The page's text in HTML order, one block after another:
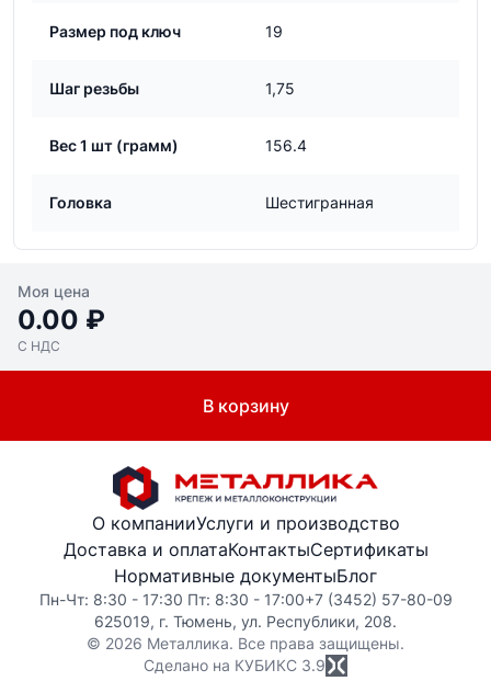
Размер под ключ 19
Шаг резьбы 1,75
Вес 1 шт (грамм) 156.4
Головка Шестигранная
Моя цена
0.00 ₽
С НДС
В корзину
О компанииУслуги и производство
Доставка и оплатаКонтактыСертификаты
Нормативные документыБлог
Пн-Чт: 8:30 - 17:30 Пт: 8:30 - 17:00+7 (3452) 57-80-09
625019, г. Тюмень, ул. Республики, 208.
© 2026 Металлика. Все права защищены.
Сделано на КУБИКС 3.9